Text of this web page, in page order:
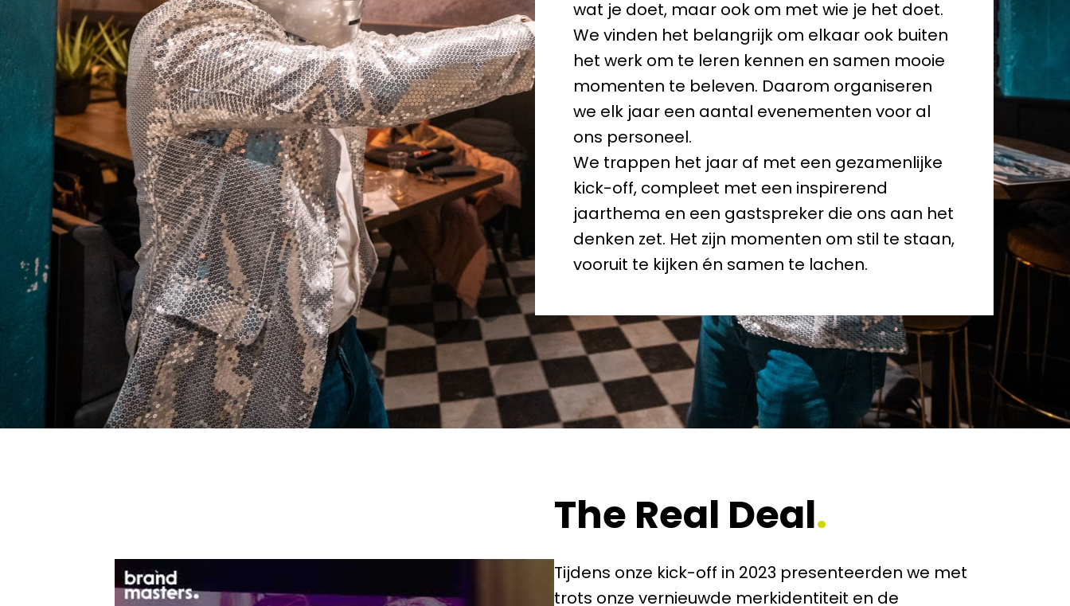
wat je doet, maar ook om met wie je het doet.
We vinden het belangrijk om elkaar ook buiten
het werk om te leren kennen en samen mooie
momenten te beleven. Daarom organiseren
we elk jaar een aantal evenementen voor al
ons personeel.
We trappen het jaar af met een gezamenlijke
kick-off, compleet met een inspirerend
jaarthema en een gastspreker die ons aan het
denken zet. Het zijn momenten om stil te staan,
vooruit te kijken én samen te lachen.
The Real Deal.
Tijdens onze kick-off in 2023 presenteerden we met
trots onze vernieuwde merkidentiteit en de